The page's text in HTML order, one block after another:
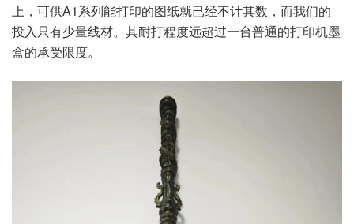
上，可供A1系列能打印的图纸就已经不计其数，而我们的
投入只有少量线材。其耐打程度远超过一台普通的打印机墨
盒的承受限度。